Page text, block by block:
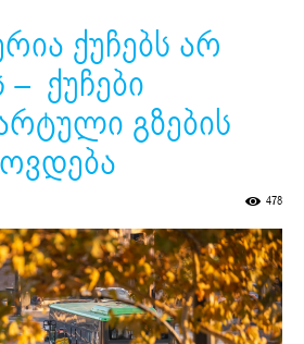
ქუჩებს არ
ქუჩები
გზების
478